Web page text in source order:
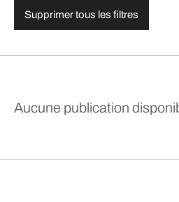
Supprimer tous les filtres
Aucune publication